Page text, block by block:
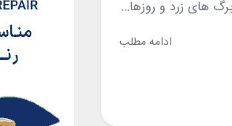
کم کم پاییز نیز بارش را می بندد و با برگ های زرد و روزهای بارانیش می رود و جایش را به روزهای سرد و خشک زمستان به همراه سرمای طاقت فرسایش می دهد. در این مقاله می خواهیم اصول انتخاب یک پالتوی مردانه را برایتان شرح دهیم تا بتوانید به خوبی خودتان را برای این...
ادامه مطلب